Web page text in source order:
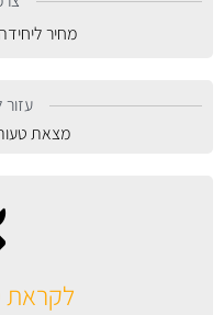
לקראת
מחיר
מצאת